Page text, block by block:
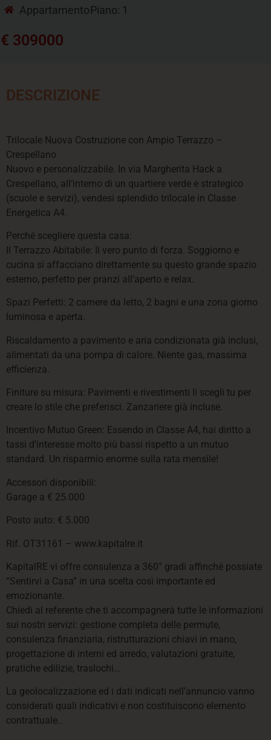
AppartamentoPiano: 1
€ 309000
DESCRIZIONE
Trilocale Nuova Costruzione con Ampio Terrazzo –
Crespellano
Nuovo e personalizzabile. In via Margherita Hack a
Crespellano, all’interno di un quartiere verde e strategico
(scuole e servizi), vendesi splendido trilocale in Classe
Energetica A4.
Perché scegliere questa casa:
Il Terrazzo Abitabile: Il vero punto di forza. Soggiorno e
cucina si affacciano direttamente su questo grande spazio
esterno, perfetto per pranzi all’aperto e relax.
Spazi Perfetti: 2 camere da letto, 2 bagni e una zona giorno
luminosa e aperta.
Riscaldamento a pavimento e aria condizionata già inclusi,
alimentati da una pompa di calore. Niente gas, massima
efficienza.
Finiture su misura: Pavimenti e rivestimenti li scegli tu per
creare lo stile che preferisci. Zanzariere già incluse.
Incentivo Mutuo Green: Essendo in Classe A4, hai diritto a
tassi d’interesse molto più bassi rispetto a un mutuo
standard. Un risparmio enorme sulla rata mensile!
Accessori disponibili:
Garage a € 25.000
Posto auto: € 5.000
Rif. OT31161 – www.kapitalre.it
KapitalRE vi offre consulenza a 360° gradi affinché possiate
“Sentirvi a Casa” in una scelta così importante ed
emozionante.
Chiedi al referente che ti accompagnerà tutte le informazioni
sui nostri servizi: gestione completa delle permute,
consulenza finanziaria, ristrutturazioni chiavi in mano,
progettazione di interni ed arredo, valutazioni gratuite,
pratiche edilizie, traslochi…
La geolocalizzazione ed i dati indicati nell’annuncio vanno
considerati quali indicativi e non costituiscono elemento
contrattuale..